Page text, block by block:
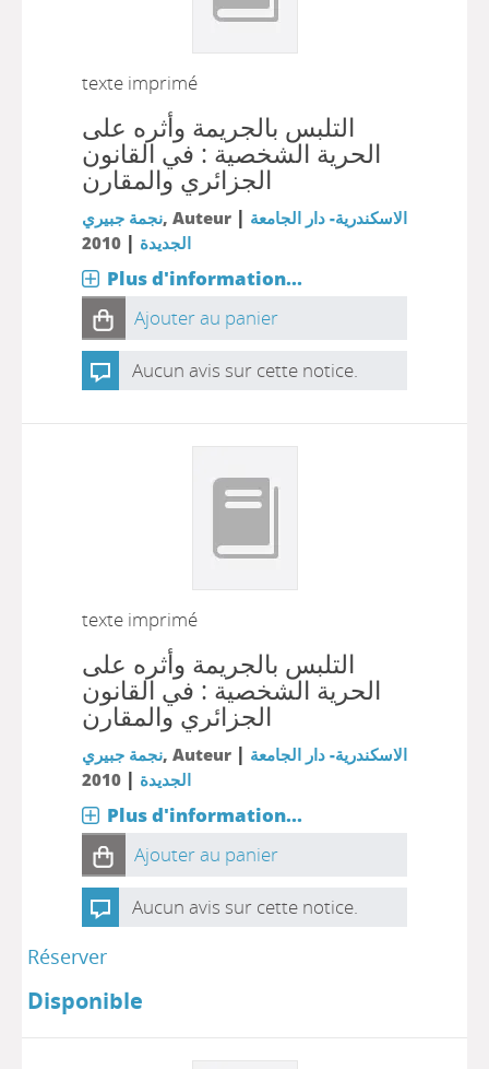
texte imprimé
التلبس بالجريمة وأثره على
الحرية الشخصية : في القانون
الجزائري والمقارن
نجمة جبيري, Auteur | الاسكندرية- دار الجامعة
الجديدة |
2010
Plus d'information...
Ajouter au panier
Aucun avis sur cette notice.
texte imprimé
التلبس بالجريمة وأثره على
الحرية الشخصية : في القانون
الجزائري والمقارن
نجمة جبيري, Auteur | الاسكندرية- دار الجامعة
الجديدة |
2010
Plus d'information...
Ajouter au panier
Aucun avis sur cette notice.
Réserver
Disponible